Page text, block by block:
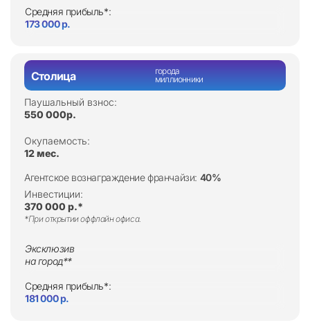
Средняя прибыль*:
173 000 р.
Столица
города
миллионники
Паушальный взнос:
550 000р.
Окупаемость:
12 мес.
Агентское вознаграждение франчайзи: 40%
Инвестиции:
370 000 р.*
*При открытии оффлайн офиса.
Эксклюзив
на город**
Средняя прибыль*:
181 000 р.